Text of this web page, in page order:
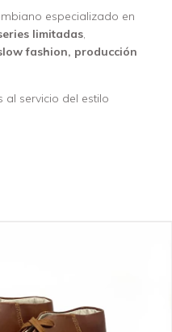
especializado en
limitadas,
fashion, producción
al servicio del estilo